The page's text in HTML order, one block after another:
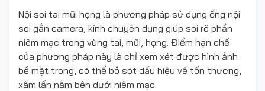
Nội soi tai mũi họng là phương pháp sử dụng ống nội
soi gắn camera, kính chuyên dụng giúp soi rõ phần
niêm mạc trong vùng tai, mũi, họng. Điểm hạn chế
của phương pháp này là chỉ xem xét được hình ảnh
bề mặt trong, có thể bỏ sót dấu hiệu về tổn thương,
xâm lấn nằm bên dưới niêm mạc.